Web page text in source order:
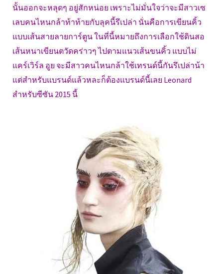
นั้นออกจะหลุดๆ อยู่สักหน่อย เพราะไม่มั่นใจว่าจะมีสาวเซ
เลบคนไหนกล้าท้าท้ายกับลุคนี้รึเปล่า นั่นคือการเขียนคิ้ว
แบบเส้นสายลายการ์ตูน ในที่นี้หมายถึงการเลือกใช้ดินสอ
เส้นหนาเขียนตวัดคร่าวๆ ไปตามแนวเส้นขนคิ้ว แบบไม่
แคร์เวิร์ล อูย จะมีสาวคนไหนกล้าใช้เทรนด์นี้กันรึเปล่าน้า
แต่สำหรับแบรนด์แล้วหละก็ต้องแบรนด์นี้เลย Leonard
สำหรับซีซัน 2015 นี้